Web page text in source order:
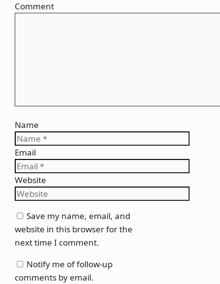
Comment
Name
Email
Website
Save my name, email, and
website in this browser for the
next time I comment.
Notify me of follow-up
comments by email.